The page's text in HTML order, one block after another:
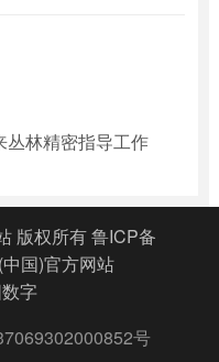
林精密指导工作
版权所有鲁ICP备
国)官方网站
字
号